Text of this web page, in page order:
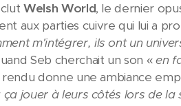
Welsh World, le dernier
aux parties cuivre qui lui a
m'intégrer, ils ont un
Seb cherchait un son «en
donne une ambiance
jouer à leurs côtés lors de la